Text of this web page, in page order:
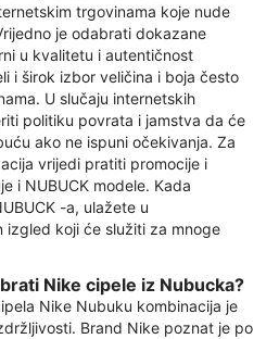
trgovinama koje nude
je odabrati dokazane
u kvalitetu i autentičnost
i širok izbor veličina i boja često
U slučaju internetskih
politiku povrata i jamstva da će
ako ne ispuni očekivanja. Za
vrijedi pratiti promocije i
i NUBUCK modele. Kada
-a, ulažete u
izgled koji će služiti za mnoge
Nike cipele iz Nubucka?
Nike Nubuku kombinacija je
Brand Nike poznat je po